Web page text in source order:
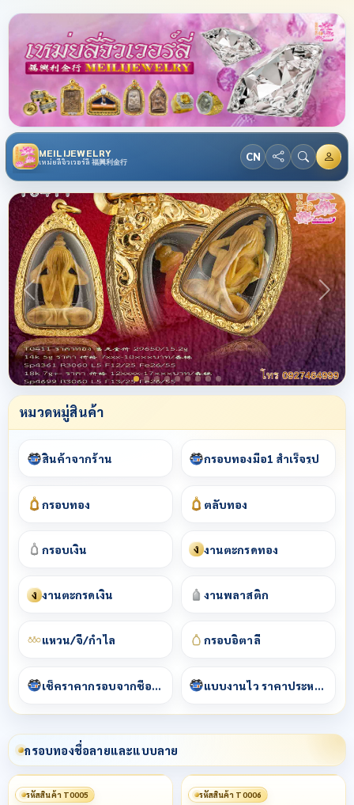
MEILIJEWELRY
เหม่ยลี่จิวเวอร์ลี่ 福興利金行 CN
หมวดหมู่สินค้า
สินค้าจากร้าน กรอบทองมือ1 สำเร็จรูป
กรอบทอง ตลับทอง
กรอบเงิน ง งานตะกรุดทอง
ง งานตะกรุดเงิน งานพลาสติก
แหวน/จี้/กำไล กรอบอิตาลี
เช็คราคากรอบจากชื่อพระ แบบงานไว ราคาประหยัด
กรอบทองชื่อลายและแบบลาย
รหัสสินค้า T0005 รหัสสินค้า T0006